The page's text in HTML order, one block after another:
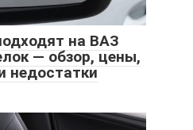
на ВАЗ
— обзор, цены,
недостатки